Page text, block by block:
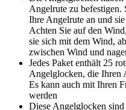
Angelrute zu befestigen.
Ihre Angelrute an und
Achten Sie auf den
sie sich mit dem Wind,
zwischen Wind und
Jedes Paket enthält 25
Angelglocken, die Ihren
Es kann auch mit Ihren
werden
Diese Angelglocken